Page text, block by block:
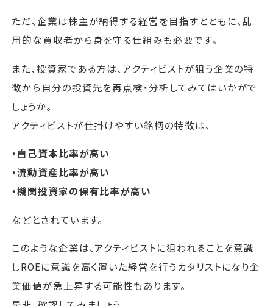
ただ、企業は株主が納得する経営を目指すとともに、乱
用的な買収者から身を守る仕組みも必要です。
また、投資家である方は、アクティビストが狙う企業の特
徴から自分の投資先を再点検・分析してみてはいかがで
しょうか。
アクティビストが仕掛けやすい銘柄の特徴は、
・自己資本比率が高い
・流動資産比率が高い
・機関投資家の保有比率が高い
などとされています。
このような企業は、アクティビストに狙われることを意識
しROEに意識を高く置いた経営を行うカタリストになり企
業価値が急上昇する可能性もあります。